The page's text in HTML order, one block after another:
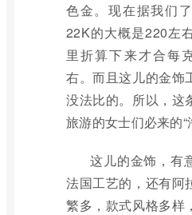
色金。现在据我们
22K的大概是220左
里折算下来才合每
右。而且这儿的金饰
没法比的。所以，这
旅游的女士们必来的“
这儿的金饰，有
法国工艺的，还有阿
繁多，款式风格多样